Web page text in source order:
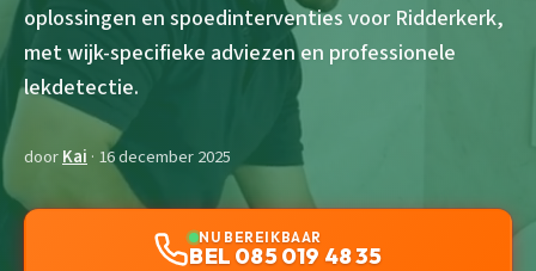
oplossingen en spoedinterventies voor Ridderkerk,
met wijk-specifieke adviezen en professionele
lekdetectie.
doorKai · 16 december 2025
NU BEREIKBAAR
BEL 085 019 48 35